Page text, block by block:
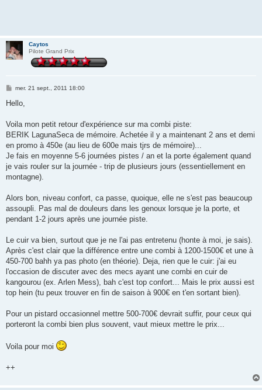
Caytos
Pilote Grand Prix
M
s
g
mer. 21 sept., 2011 18:00
Hello,
Voila mon petit retour d'expérience sur ma combi piste:
BERIK LagunaSeca de mémoire. Achetée il y a maintenant 2 ans et demi
en promo à 450e (au lieu de 600e mais tjrs de mémoire)...
Je fais en moyenne 5-6 journées pistes / an et la porte également quand
je vais rouler sur la journée - trip de plusieurs jours (essentiellement en
montagne).
Alors bon, niveau confort, ca passe, quoique, elle ne s'est pas beaucoup
assoupli. Pas mal de douleurs dans les genoux lorsque je la porte, et
pendant 1-2 jours après une journée piste.
Le cuir va bien, surtout que je ne l'ai pas entretenu (honte à moi, je sais).
Après c'est clair que la différence entre une combi à 1200-1500€ et une à
450-700 bahh ya pas photo (en théorie). Deja, rien que le cuir: j'ai eu
l'occasion de discuter avec des mecs ayant une combi en cuir de
kangourou (ex. Arlen Mess), bah c'est top confort... Mais le prix aussi est
top hein (tu peux trouver en fin de saison à 900€ en t'en sortant bien).
Pour un pistard occasionnel mettre 500-700€ devrait suffir, pour ceux qui
porteront la combi bien plus souvent, vaut mieux mettre le prix...
Voila pour moi
++